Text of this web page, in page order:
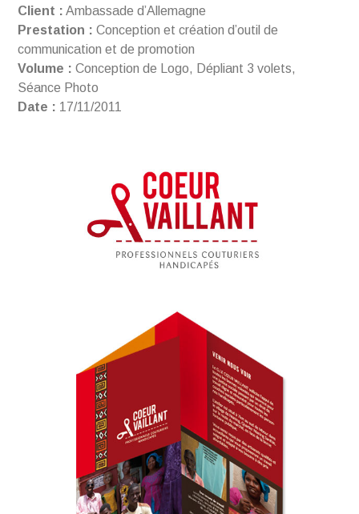
Client : Ambassade d’Allemagne
Prestation : Conception et création d’outil de
communication et de promotion
Volume : Conception de Logo, Dépliant 3 volets,
Séance Photo
Date : 17/11/2011